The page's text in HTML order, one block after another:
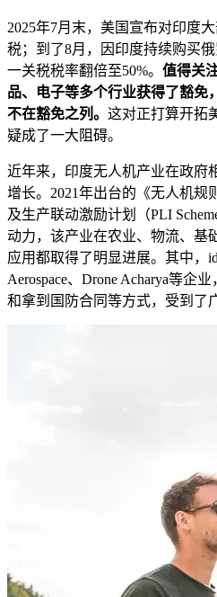
2025年7月末，美国宣布对印度
税；到了8月，因印度持续购买
一关税税率翻倍至50%。 值得关
品、电子等多个行业获得了豁免
不在豁免之列。 这对正打算开拓
疑成了一大阻碍。
近年来，印度无人机产业在政府
增长。2021年出台的《无人机规
及生产联动激励计划（PLI
动力，该产业在农业、物流、基
应用都取得了明显进展。其中，
Aerospace、Drone Acharya等企
和拿到国防合同等方式，受到了